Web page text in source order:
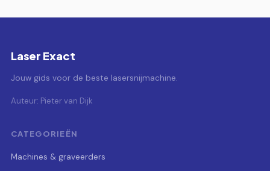
Laser Exact
Jouw gids voor de beste lasersnijmachine.
Auteur: Pieter van Dijk
CATEGORIEËN
Machines & graveerders